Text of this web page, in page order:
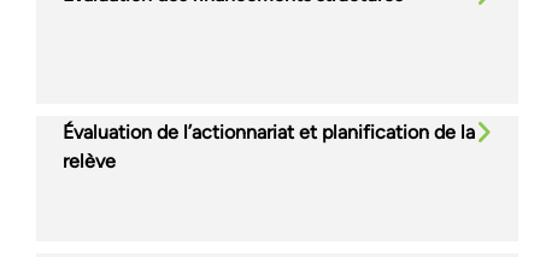
Évaluation de l’actionnariat et planification de la
relève